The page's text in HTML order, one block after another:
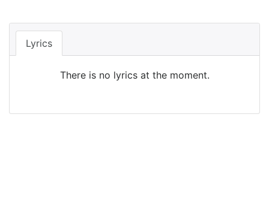
Lyrics
There is no lyrics at the moment.